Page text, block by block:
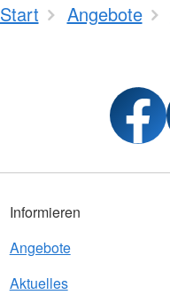
Start Angebote
Informieren
Angebote
Aktuelles